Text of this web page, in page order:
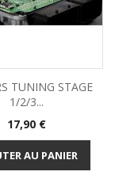
TUNING STAGE
1/2/3...
Prix
17,90 €
AU PANIER